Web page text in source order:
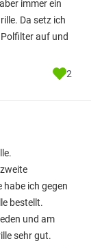
immer ein
Da setz ich
auf und
2
habe ich gegen
bestellt.
und am
sehr gut.